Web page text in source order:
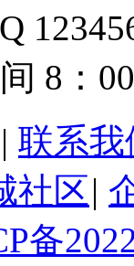
8：
| 联系我
社区|
备